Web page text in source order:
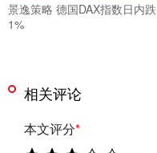
景逸策略 德国DAX指数日内跌
1%
相关评论
本文评分*